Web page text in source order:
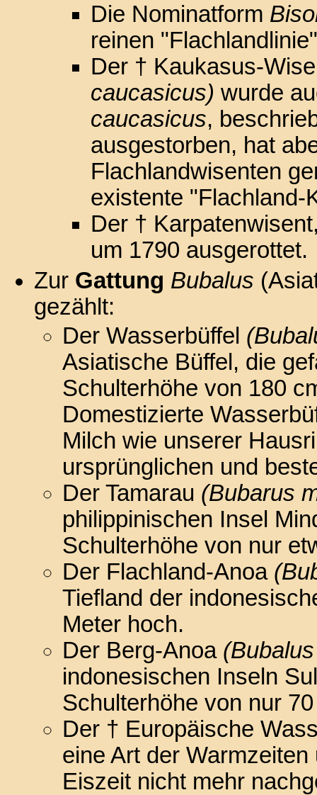
Die Nominatform
reinen
Der † Kaukasus-
caucasicus) wurde
caucasicus,
ausgestorben, hat
Flachlandwisenten
existente "Flachland-
Der †
um 1790 ausgerottet.
Zur Gattung Bubalus
gezählt:
Der Wasserbüffel
Asiatische Büffel, die
Schulterhöhe von 180
Domestizierte
Milch wie unserer
ursprünglichen und
Der Tamarau (Bubarus
philippinischen Insel
Schulterhöhe von nur
Der Flachland-Anoa
Tiefland der
Meter hoch.
Der Berg-Anoa
indonesischen Inseln
Schulterhöhe von nur
Der † Europäische
eine Art der
Eiszeit nicht mehr